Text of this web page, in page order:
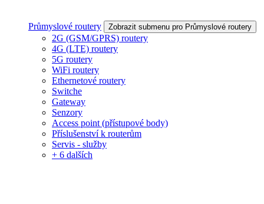
Průmyslové routery Zobrazit submenu pro Průmyslové routery
2G (GSM/GPRS) routery
4G (LTE) routery
5G routery
WiFi routery
Ethernetové routery
Switche
Gateway
Senzory
Access point (přístupové body)
Příslušenství k routerům
Servis - služby
+ 6 dalších